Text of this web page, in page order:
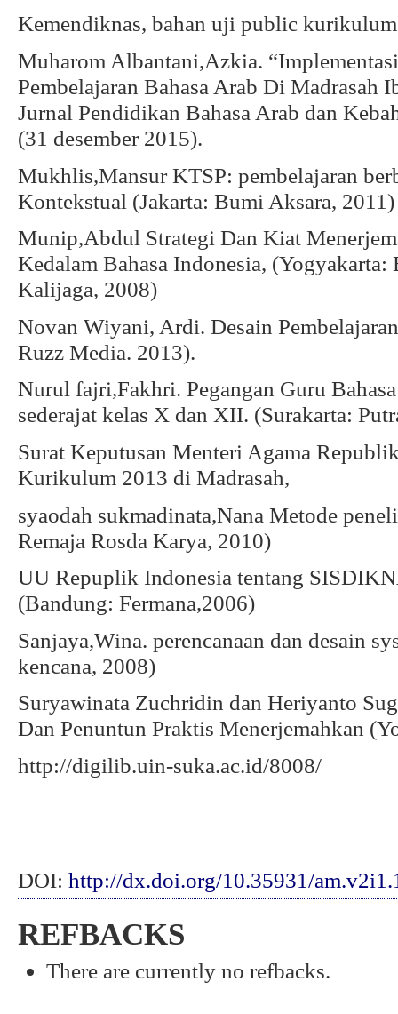
Kemendiknas, bahan uji public
Muharom Albantani,Azkia.
Pembelajaran Bahasa Arab Di Madrasah
Jurnal Pendidikan Bahasa Arab dan
(31 desember 2015).
Mukhlis,Mansur KTSP: pembelajaran
Kontekstual (Jakarta: Bumi Aksara, 2011)
Munip,Abdul Strategi Dan Kiat
Kedalam Bahasa Indonesia,
Kalijaga, 2008)
Novan Wiyani, Ardi. Desain
Ruzz Media. 2013).
Nurul fajri,Fakhri. Pegangan Guru
sederajat kelas X dan XII. (Surakarta:
Surat Keputusan Menteri Agama
Kurikulum 2013 di Madrasah,
syaodah sukmadinata,Nana Metode
Remaja Rosda Karya, 2010)
UU Repuplik Indonesia tentang
(Bandung: Fermana,2006)
Sanjaya,Wina. perencanaan dan desain
kencana, 2008)
Suryawinata Zuchridin dan Heriyanto
Dan Penuntun Praktis Menerjemahkan
http://digilib.uin-suka.ac.id/8008/
DOI: http://dx.doi.org/10.35931/
REFBACKS
There are currently no refbacks.